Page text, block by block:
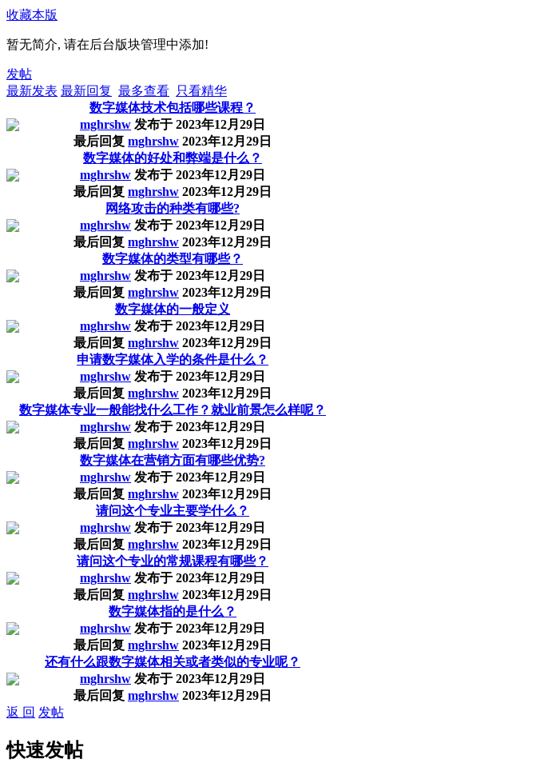
收藏本版
暂无简介, 请在后台版块管理中添加!
发帖
最新发表 最新回复 最多查看 只看精华
数字媒体技术包括哪些课程？
mghrshw 发布于 2023年12月29日
最后回复 mghrshw 2023年12月29日
数字媒体的好处和弊端是什么？
mghrshw 发布于 2023年12月29日
最后回复 mghrshw 2023年12月29日
网络攻击的种类有哪些?
mghrshw 发布于 2023年12月29日
最后回复 mghrshw 2023年12月29日
数字媒体的类型有哪些？
mghrshw 发布于 2023年12月29日
最后回复 mghrshw 2023年12月29日
数字媒体的一般定义
mghrshw 发布于 2023年12月29日
最后回复 mghrshw 2023年12月29日
申请数字媒体入学的条件是什么？
mghrshw 发布于 2023年12月29日
最后回复 mghrshw 2023年12月29日
数字媒体专业一般能找什么工作？就业前景怎么样呢？
mghrshw 发布于 2023年12月29日
最后回复 mghrshw 2023年12月29日
数字媒体在营销方面有哪些优势?
mghrshw 发布于 2023年12月29日
最后回复 mghrshw 2023年12月29日
请问这个专业主要学什么？
mghrshw 发布于 2023年12月29日
最后回复 mghrshw 2023年12月29日
请问这个专业的常规课程有哪些？
mghrshw 发布于 2023年12月29日
最后回复 mghrshw 2023年12月29日
数字媒体指的是什么？
mghrshw 发布于 2023年12月29日
最后回复 mghrshw 2023年12月29日
还有什么跟数字媒体相关或者类似的专业呢？
mghrshw 发布于 2023年12月29日
最后回复 mghrshw 2023年12月29日
返 回 发帖
快速发帖